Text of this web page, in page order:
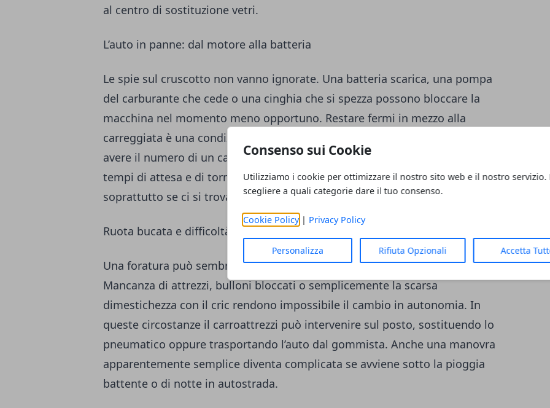
Consenso sui Cookie
Utilizziamo i cookie per ottimizzare il nostro sito web e il nostro servizio.
scegliere a quali categorie dare il tuo consenso.
Cookie Policy| Privacy Policy
Personalizza Rifiuta Opzionali Accetta
al centro di sostituzione vetri.
L’auto in panne: dal motore alla batteria
Le spie sul cruscotto non vanno ignorate. Una batteria scarica, una pompa
del carburante che cede o una cinghia che si spezza possono bloccare la
macchina nel momento meno opportuno. Restare fermi in mezzo alla
carreggiata è una condizione che richiede tempestività. In queste situazioni,
avere il numero di un carroattrezziè fondamentale: consente di ridurre i
tempi di attesa e di tornare rapidamente a condizioni di sicurezza,
soprattutto se ci si trova in zone trafficate o poco illuminate.
Ruota bucata e difficoltà con il cambio
Una foratura può sembrare un problema banale, ma non sempre lo è.
Mancanza di attrezzi, bulloni bloccati o semplicemente la scarsa
dimestichezza con il cric rendono impossibile il cambio in autonomia. In
queste circostanze il carroattrezzi può intervenire sul posto, sostituendo lo
pneumatico oppure trasportando l’auto dal gommista. Anche una manovra
apparentemente semplice diventa complicata se avviene sotto la pioggia
battente o di notte in autostrada.